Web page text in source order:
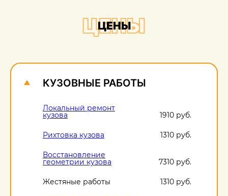
ЦЕНЫ
ЦЕНЫ
КУЗОВНЫЕ РАБОТЫ
Локальный ремонт
кузова 1910 руб.
Рихтовка кузова 1310 руб.
Восстановление
геометрии кузова 7310 руб.
Жестяные работы 1310 руб.